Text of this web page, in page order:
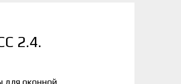
2.4.
для оконной